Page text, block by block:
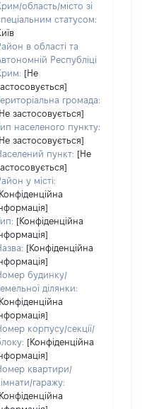
область/місто зі
статусом:
в області та
Республіці
[Не
громада:
застосовується]
населеного пункту:
застосовується]
пункт: [Не
у місті:
[Конфіденційна
[Конфіденційна
будинку/
ділянки:
корпусу/секції/
[Конфіденційна
квартири/
гаражу: